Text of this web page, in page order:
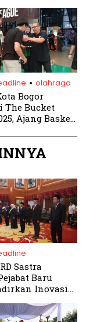
. olahraga
Bogor
The Bucket
Ajang Basket
Sastra
Baru
Inovasi